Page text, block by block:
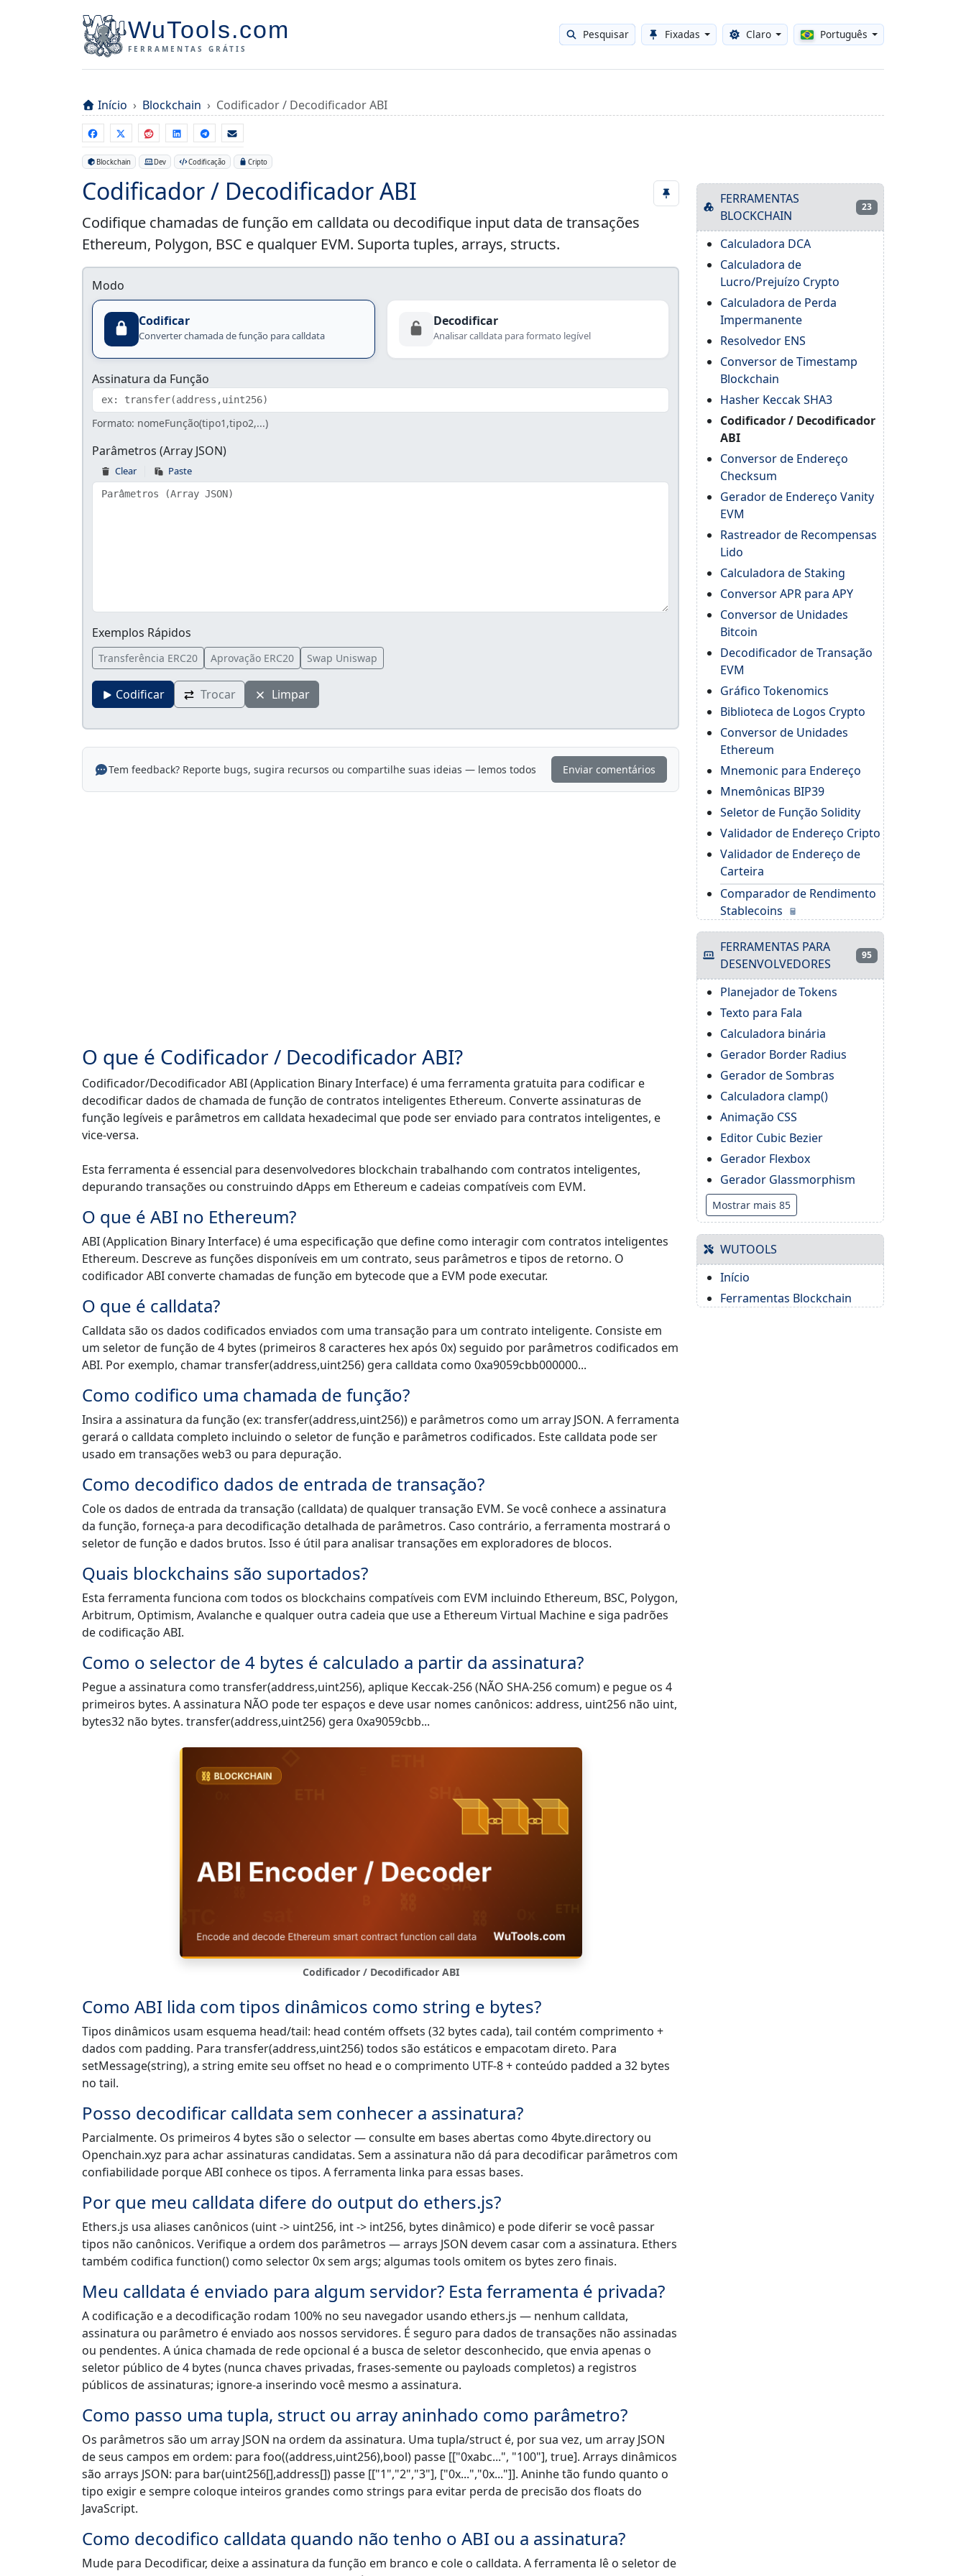
WuTools.com
FERRAMENTAS GRÁTIS
Pesquisar Fixadas Toggle theme
Claro Português
Início Blockchain Codificador / Decodificador ABI
Blockchain Dev Codificação Cripto
Codificador / Decodificador ABI
Codifique chamadas de função em calldata ou decodifique input data de transações
Ethereum, Polygon, BSC e qualquer EVM. Suporta tuples, arrays, structs.
Modo
Codificar
Converter chamada de função para calldata
Decodificar
Analisar calldata para formato legível
Assinatura da Função
Formato: nomeFunção(tipo1,tipo2,...)
Parâmetros (Array JSON)
Clear Paste
Exemplos Rápidos
Transferência ERC20 Aprovação ERC20 Swap Uniswap
Codificar Trocar Limpar
Tem feedback? Reporte bugs, sugira recursos ou compartilhe suas ideias — lemos todos Enviar comentários
O que é Codificador / Decodificador ABI?
Codificador/Decodificador ABI (Application Binary Interface) é uma ferramenta gratuita para codificar e
decodificar dados de chamada de função de contratos inteligentes Ethereum. Converte assinaturas de
função legíveis e parâmetros em calldata hexadecimal que pode ser enviado para contratos inteligentes, e
vice-versa.
Esta ferramenta é essencial para desenvolvedores blockchain trabalhando com contratos inteligentes,
depurando transações ou construindo dApps em Ethereum e cadeias compatíveis com EVM.
O que é ABI no Ethereum?
ABI (Application Binary Interface) é uma especificação que define como interagir com contratos inteligentes
Ethereum. Descreve as funções disponíveis em um contrato, seus parâmetros e tipos de retorno. O
codificador ABI converte chamadas de função em bytecode que a EVM pode executar.
O que é calldata?
Calldata são os dados codificados enviados com uma transação para um contrato inteligente. Consiste em
um seletor de função de 4 bytes (primeiros 8 caracteres hex após 0x) seguido por parâmetros codificados em
ABI. Por exemplo, chamar transfer(address,uint256) gera calldata como 0xa9059cbb000000...
Como codifico uma chamada de função?
Insira a assinatura da função (ex: transfer(address,uint256)) e parâmetros como um array JSON. A ferramenta
gerará o calldata completo incluindo o seletor de função e parâmetros codificados. Este calldata pode ser
usado em transações web3 ou para depuração.
Como decodifico dados de entrada de transação?
Cole os dados de entrada da transação (calldata) de qualquer transação EVM. Se você conhece a assinatura
da função, forneça-a para decodificação detalhada de parâmetros. Caso contrário, a ferramenta mostrará o
seletor de função e dados brutos. Isso é útil para analisar transações em exploradores de blocos.
Quais blockchains são suportados?
Esta ferramenta funciona com todos os blockchains compatíveis com EVM incluindo Ethereum, BSC, Polygon,
Arbitrum, Optimism, Avalanche e qualquer outra cadeia que use a Ethereum Virtual Machine e siga padrões
de codificação ABI.
Como o selector de 4 bytes é calculado a partir da assinatura?
Pegue a assinatura como transfer(address,uint256), aplique Keccak-256 (NÃO SHA-256 comum) e pegue os 4
primeiros bytes. A assinatura NÃO pode ter espaços e deve usar nomes canônicos: address, uint256 não uint,
bytes32 não bytes. transfer(address,uint256) gera 0xa9059cbb...
Codificador / Decodificador ABI
Como ABI lida com tipos dinâmicos como string e bytes?
Tipos dinâmicos usam esquema head/tail: head contém offsets (32 bytes cada), tail contém comprimento +
dados com padding. Para transfer(address,uint256) todos são estáticos e empacotam direto. Para
setMessage(string), a string emite seu offset no head e o comprimento UTF-8 + conteúdo padded a 32 bytes
no tail.
Posso decodificar calldata sem conhecer a assinatura?
Parcialmente. Os primeiros 4 bytes são o selector — consulte em bases abertas como 4byte.directory ou
Openchain.xyz para achar assinaturas candidatas. Sem a assinatura não dá para decodificar parâmetros com
confiabilidade porque ABI conhece os tipos. A ferramenta linka para essas bases.
Por que meu calldata difere do output do ethers.js?
Ethers.js usa aliases canônicos (uint -> uint256, int -> int256, bytes dinâmico) e pode diferir se você passar
tipos não canônicos. Verifique a ordem dos parâmetros — arrays JSON devem casar com a assinatura. Ethers
também codifica function() como selector 0x sem args; algumas tools omitem os bytes zero finais.
Meu calldata é enviado para algum servidor? Esta ferramenta é privada?
A codificação e a decodificação rodam 100% no seu navegador usando ethers.js — nenhum calldata,
assinatura ou parâmetro é enviado aos nossos servidores. É seguro para dados de transações não assinadas
ou pendentes. A única chamada de rede opcional é a busca de seletor desconhecido, que envia apenas o
seletor público de 4 bytes (nunca chaves privadas, frases-semente ou payloads completos) a registros
públicos de assinaturas; ignore-a inserindo você mesmo a assinatura.
Como passo uma tupla, struct ou array aninhado como parâmetro?
Os parâmetros são um array JSON na ordem da assinatura. Uma tupla/struct é, por sua vez, um array JSON
de seus campos em ordem: para foo((address,uint256),bool) passe [["0xabc...", "100"], true]. Arrays dinâmicos
são arrays JSON: para bar(uint256[],address[]) passe [["1","2","3"], ["0x...","0x..."]]. Aninhe tão fundo quanto o
tipo exigir e sempre coloque inteiros grandes como strings para evitar perda de precisão dos floats do
JavaScript.
Como decodifico calldata quando não tenho o ABI ou a assinatura?
Mude para Decodificar, deixe a assinatura da função em branco e cole o calldata. A ferramenta lê o seletor de
FERRAMENTAS
BLOCKCHAIN
23
Calculadora DCA
Calculadora de
Lucro/Prejuízo Crypto
Calculadora de Perda
Impermanente
Resolvedor ENS
Conversor de Timestamp
Blockchain
Hasher Keccak SHA3
Codificador / Decodificador
ABI
Conversor de Endereço
Checksum
Gerador de Endereço Vanity
EVM
Rastreador de Recompensas
Lido
Calculadora de Staking
Conversor APR para APY
Conversor de Unidades
Bitcoin
Decodificador de Transação
EVM
Gráfico Tokenomics
Biblioteca de Logos Crypto
Conversor de Unidades
Ethereum
Mnemonic para Endereço
Mnemônicas BIP39
Seletor de Função Solidity
Validador de Endereço Cripto
Validador de Endereço de
Carteira
Comparador de Rendimento
Stablecoins
FERRAMENTAS PARA
DESENVOLVEDORES
95
Planejador de Tokens
Texto para Fala
Calculadora binária
Gerador Border Radius
Gerador de Sombras
Calculadora clamp()
Animação CSS
Editor Cubic Bezier
Gerador Flexbox
Gerador Glassmorphism
Mostrar mais 85
WUTOOLS
Início
Ferramentas Blockchain